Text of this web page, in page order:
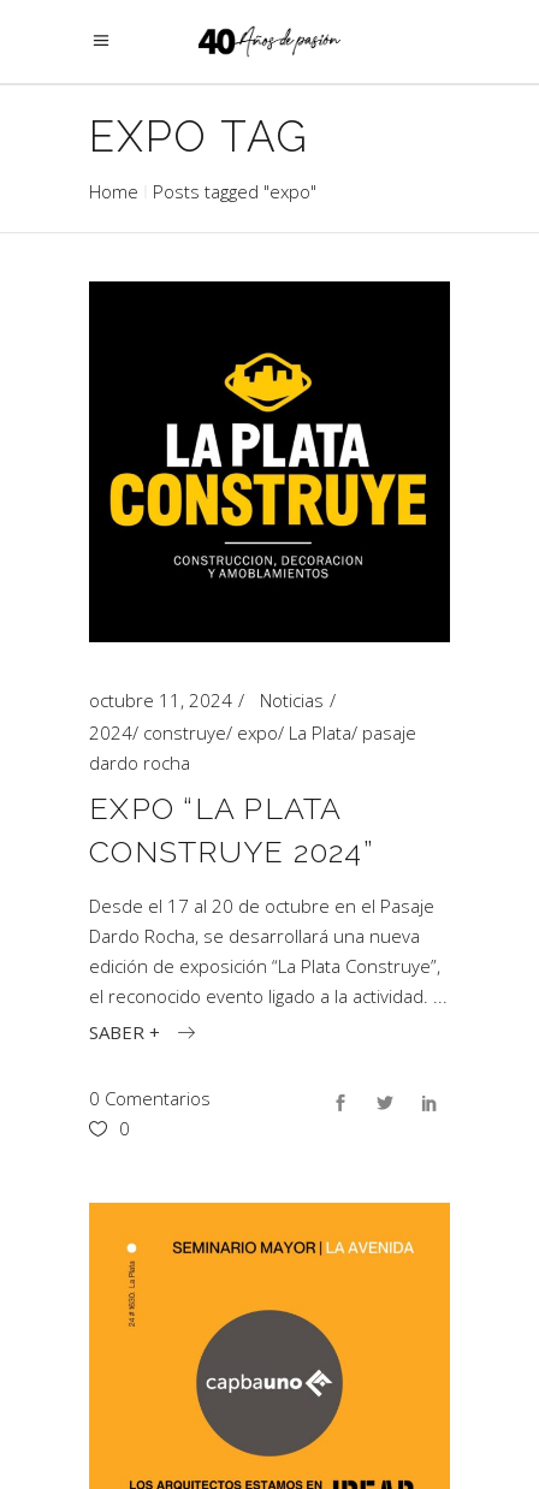
EXPO TAG
Home Posts tagged "expo"
octubre 11, 2024
Noticias
2024/ construye/ expo/ La Plata/ pasaje
dardo rocha
EXPO “LA PLATA
CONSTRUYE 2024”
Desde el 17 al 20 de octubre en el Pasaje
Dardo Rocha, se desarrollará una nueva
edición de exposición “La Plata Construye”,
el reconocido evento ligado a la actividad.
SABER +
0 Comentarios
0